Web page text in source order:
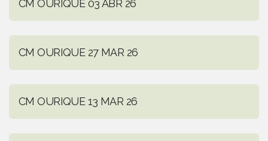
CM OURIQUE 03 ABR 26
CM OURIQUE 27 MAR 26
CM OURIQUE 13 MAR 26